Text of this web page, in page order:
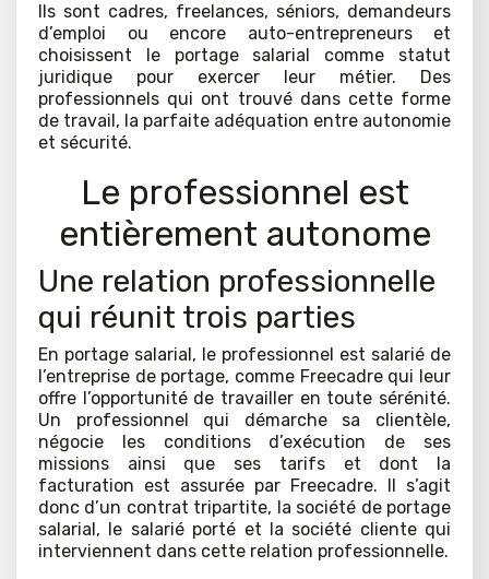
Ils sont cadres, freelances, séniors, demandeurs
d’emploi ou encore auto-entrepreneurs et
choisissent le portage salarial comme statut
juridique pour exercer leur métier. Des
professionnels qui ont trouvé dans cette forme
de travail, la parfaite adéquation entre autonomie
et sécurité.
Le professionnel est
entièrement autonome
Une relation professionnelle
qui réunit trois parties
En portage salarial, le professionnel est salarié de
l’entreprise de portage, comme Freecadre qui leur
offre l’opportunité de travailler en toute sérénité.
Un professionnel qui démarche sa clientèle,
négocie les conditions d’exécution de ses
missions ainsi que ses tarifs et dont la
facturation est assurée par Freecadre. Il s’agit
donc d’un contrat tripartite, la société de portage
salarial, le salarié porté et la société cliente qui
interviennent dans cette relation professionnelle.